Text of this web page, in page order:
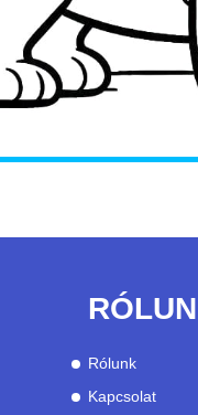
Rólunk
Kapcsolat